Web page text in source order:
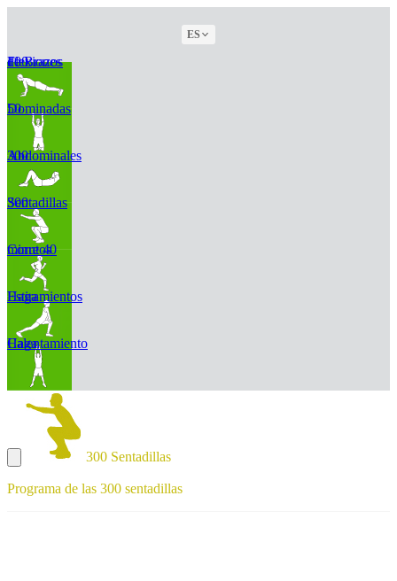
ES
100 Flexiones de Brazos
50 Dominadas
300 Abdominales
300 Sentadillas
Corre 40 minutos
Haga Estiramientos
Haga Calentamiento
300 Sentadillas
Programa de las 300 sentadillas